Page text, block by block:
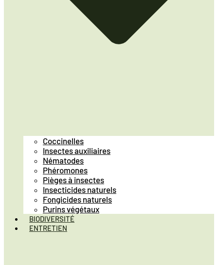
Coccinelles
Insectes auxiliaires
Nématodes
Phéromones
Pièges à insectes
Insecticides naturels
Fongicides naturels
Purins végétaux
BIODIVERSITÉ
ENTRETIEN